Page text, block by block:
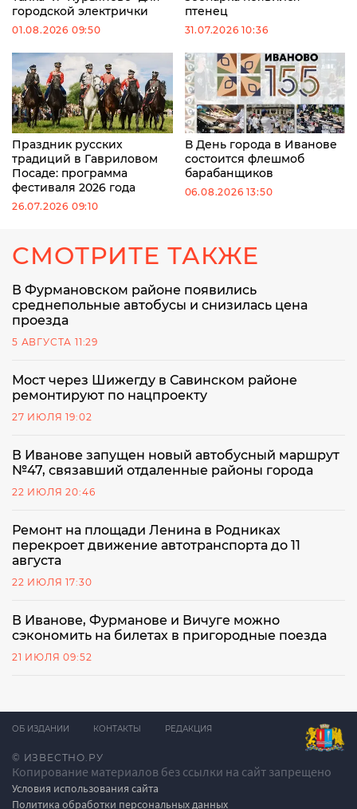
городской электрички
01.08.2026 09:50
птенец
31.07.2026 10:36
Праздник русских
традиций в Гавриловом
Посаде: программа
фестиваля 2026 года
26.07.2026 09:10
В День города в Иванове
состоится флешмоб
барабанщиков
06.08.2026 13:50
СМОТРИТЕ ТАКЖЕ
В Фурмановском районе появились
среднепольные автобусы и снизилась цена
проезда
5 АВГУСТА 11:29
Мост через Шижегду в Савинском районе
ремонтируют по нацпроекту
27 ИЮЛЯ 19:02
В Иванове запущен новый автобусный маршрут
№47, связавший отдаленные районы города
22 ИЮЛЯ 20:46
Ремонт на площади Ленина в Родниках
перекроет движение автотранспорта до 11
августа
22 ИЮЛЯ 17:30
В Иванове, Фурманове и Вичуге можно
сэкономить на билетах в пригородные поезда
21 ИЮЛЯ 09:52
© ИЗВЕСТНО.РУ
Копирование материалов без ссылки на сайт запрещено
Условия использования сайта
Политика обработки персональных данных
ОБ ИЗДАНИИ КОНТАКТЫ РЕДАКЦИЯ